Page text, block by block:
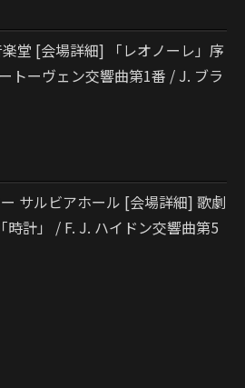
堂 [会場詳細] 「レオノーレ」序
トーヴェン交響曲第1番 / J. ブラ
サルビアホール [会場詳細] 歌劇
時計」 / F. J. ハイドン交響曲第5